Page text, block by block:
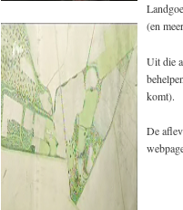
(en
Uit die
komt).
De